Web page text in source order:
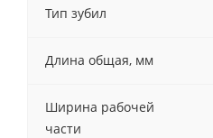
Тип зубил
Длина общая, мм
Ширина рабочей
части